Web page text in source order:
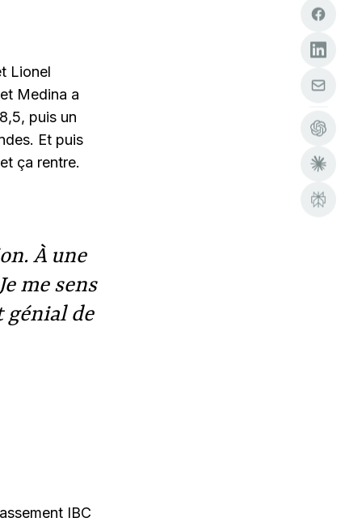
Lionel
Medina a
puis un
Et puis
ça rentre.
À une
me sens
génial de
IBC